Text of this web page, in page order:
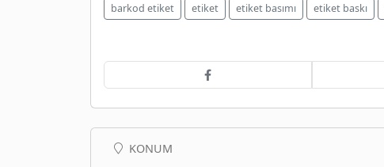
barkod etiket etiket etiket basımı etiket baskı
KONUM